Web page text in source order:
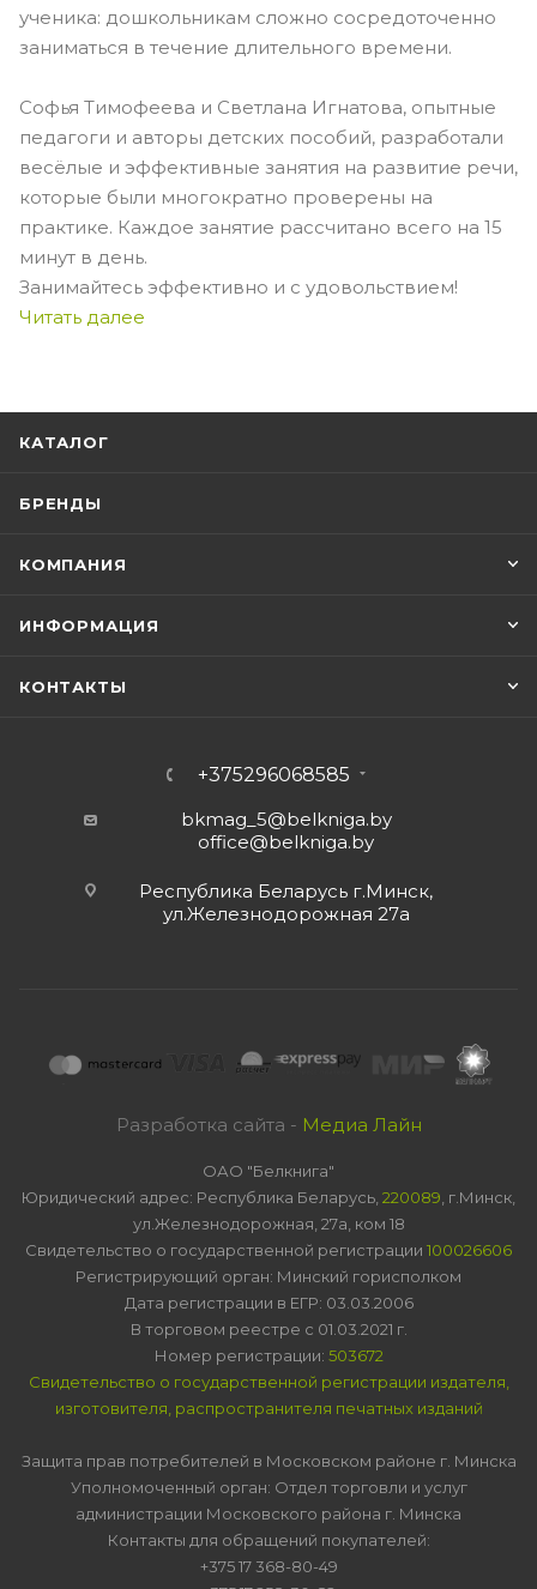
ученика: дошкольникам сложно сосредоточенно
заниматься в течение длительного времени.
Софья Тимофеева и Светлана Игнатова, опытные
педагоги и авторы детских пособий, разработали
весёлые и эффективные занятия на развитие речи,
которые были многократно проверены на
практике. Каждое занятие рассчитано всего на 15
минут в день.
Занимайтесь эффективно и с удовольствием!
Читать далее
КАТАЛОГ
БРЕНДЫ
КОМПАНИЯ
ИНФОРМАЦИЯ
КОНТАКТЫ
+375296068585
bkmag_5@belkniga.by
office@belkniga.by
Республика Беларусь г.Минск,
ул.Железнодорожная 27а
Разработка сайта - Медиа Лайн
ОАО "Белкнига"
Юридический адрес: Республика Беларусь, 220089 , г.Минск,
ул.Железнодорожная, 27а, ком 18
Свидетельство о государственной регистрации 100026606
Регистрирующий орган: Минский горисполком
Дата регистрации в ЕГР: 03.03.2006
В торговом реестре с 01.03.2021 г.
Номер регистрации: 503672
Свидетельство о государственной регистрации издателя,
изготовителя, распространителя печатных изданий
Защита прав потребителей в Московском районе г. Минска
Уполномоченный орган: Отдел торговли и услуг
администрации Московского района г. Минска
Контакты для обращений покупателей:
+375 17 368-80-49